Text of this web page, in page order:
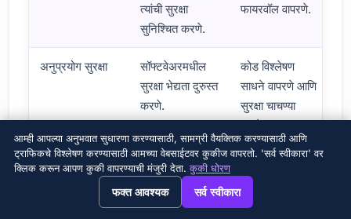
View this page in English?
त्यांची सुरक्षा
सुनिश्चित करणे.
फायरवॉल वापरणे.
अनुप्रयोग सुरक्षा
सॉफ्टवेअरमधील
सुरक्षा भेद्यता दुरुस्त
करणे.
कोड विश्लेषण
साधने वापरणे आणि
सुरक्षा चाचण्या
करणे.
सुसंगतता
कायदेशीर नियम
आणि उद्योग
मानकांचे पालन
GDPR सारख्या
नियमांचे पालन
आम्ही आपल्या अनुभवात सुधारणा करण्यासाठी, सामग्री वैयक्तिक करण्यासाठी आणि
ट्राफिकचे विश्लेषण करण्यासाठी आमच्या वेबसाईटवर कुकीज वापरतो. 'सर्व स्वीकारा' वर
क्लिक करून आपण कुकी वापरण्याची मंजुरी देता. कुकी धोरण
फक्त आवश्यक सर्व स्वीकारा